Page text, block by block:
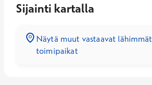
Sijainti kartalla
Näytä muut vastaavat lähimmät
toimipaikat